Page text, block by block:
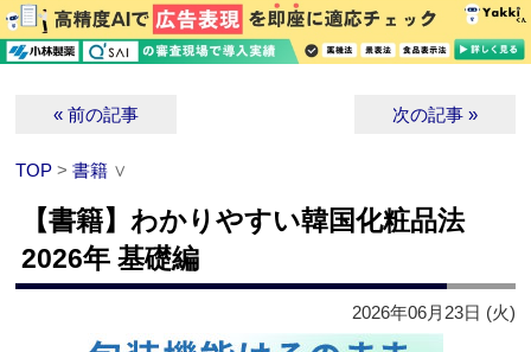
« 前の記事 次の記事 »
TOP >書籍 ∨
【書籍】わかりやすい韓国化粧品法
2026年 基礎編
2026年06月23日 (火)